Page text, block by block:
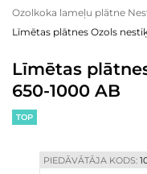
Par mums
Blogs
Kontaktinformācija
Ozolkoka lameļu plātne
Līmētas plātnes Ozols
Līmētas
650-1000 AB
TOP
PIEDĀVĀTĀJA KODS: